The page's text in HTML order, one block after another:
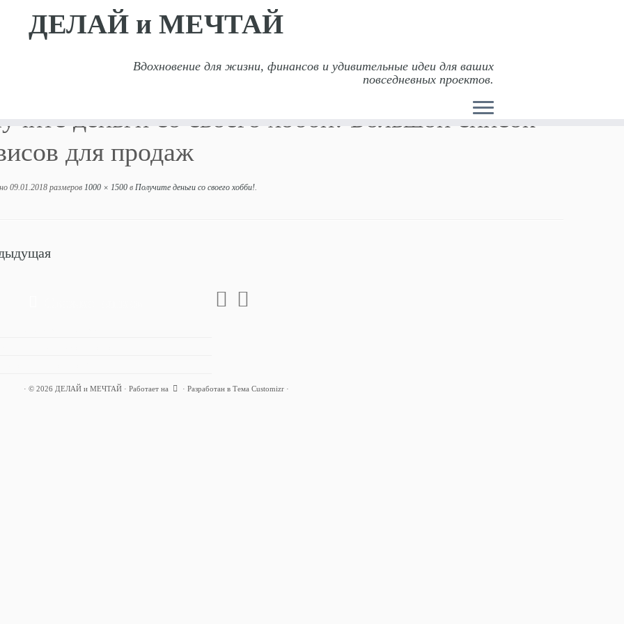
ДЕЛАЙ и МЕЧТАЙ
Вдохновение для жизни, финансов и удивительные идеи для ваших
повседневных проектов.
Получите деньги со своего хобби! Большой список сервисов для продаж
деньги со своего хобби! Большой список
для продаж
09.01.2018 размеров 1000 × 1500 в Получите деньги со своего хобби!.
· © 2026 ДЕЛАЙ и МЕЧТАЙ· Работает на · Разработан в Тема Customizr·